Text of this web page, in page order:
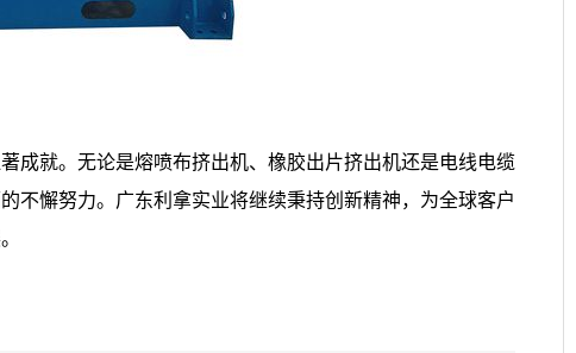
成就。无论是熔喷布挤出机、橡胶出片挤出机还是电线电缆
不懈努力。广东利拿实业将继续秉持创新精神，为全球客户